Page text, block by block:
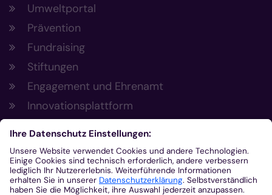
Umweltportal
Prävention
Fundraising
Stiftungen
Engagement und Ehrenamt
Innovationsplattform
Aus der Plattform
Nachrichten
Veranstaltungen